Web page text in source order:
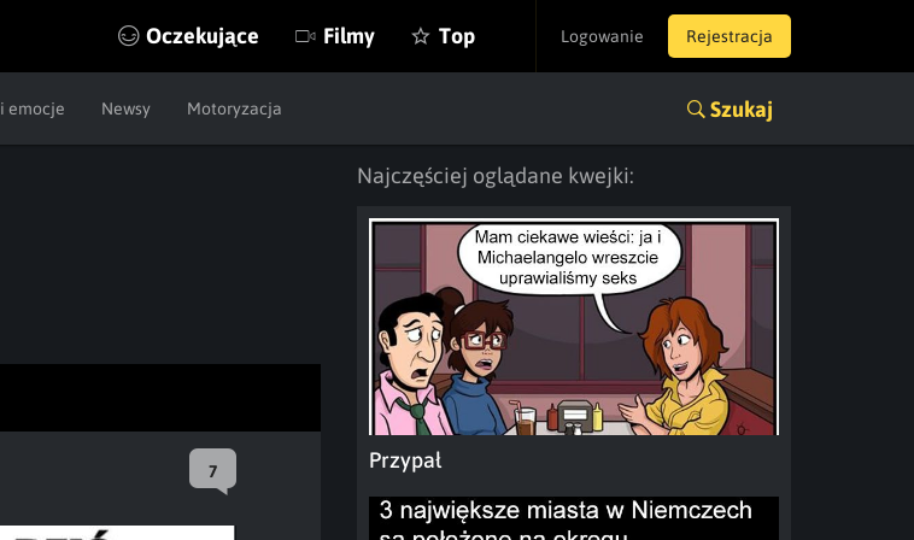
Logowanie Rejestracja
Oczekujące Filmy Top
emocje Newsy Motoryzacja Szukaj
7
Najczęściej oglądane kwejki:
Przypał